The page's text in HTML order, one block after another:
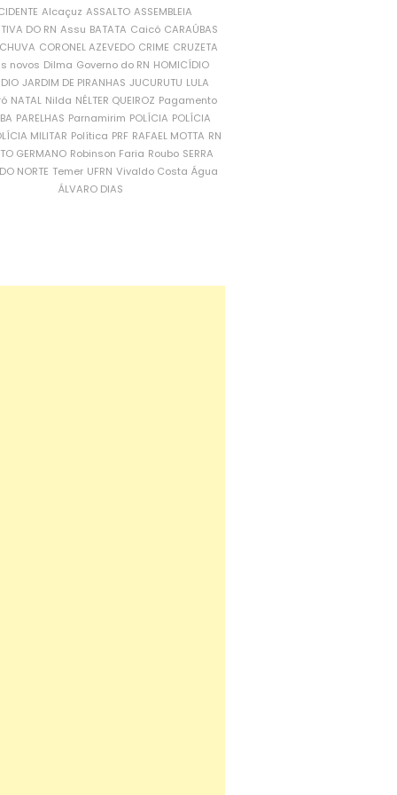
Alcaçuz ASSALTO ASSEMBLEIA
DO RN Assu BATATA Caicó CARAÚBAS
CORONEL AZEVEDO CRIME CRUZETA
novos Dilma Governo do RN HOMICÍDIO
JARDIM DE PIRANHAS JUCURUTU LULA
NATAL Nilda NÉLTER QUEIROZ Pagamento
PARELHAS Parnamirim POLÍCIA POLÍCIA
MILITAR Política PRF RAFAEL MOTTA RN
GERMANO Robinson Faria Roubo SERRA
NORTE Temer UFRN Vivaldo Costa Água
ÁLVARO DIAS